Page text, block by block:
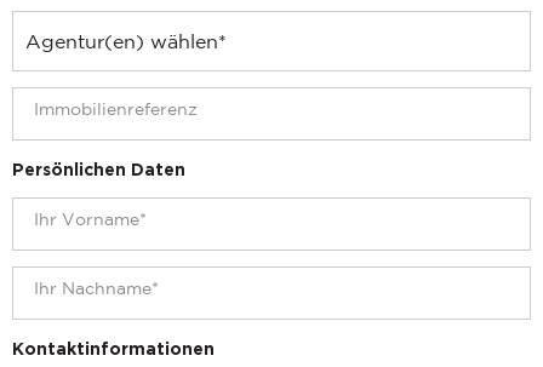
Persönlichen Daten
Kontaktinformationen